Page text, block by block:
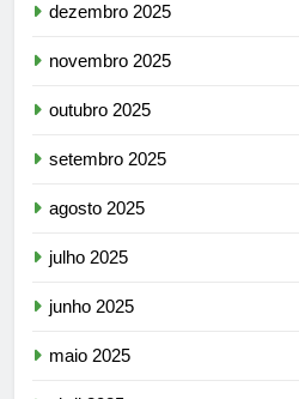
dezembro 2025
novembro 2025
outubro 2025
setembro 2025
agosto 2025
julho 2025
junho 2025
maio 2025